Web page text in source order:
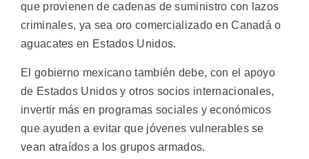
que provienen de cadenas de suministro con lazos
criminales, ya sea oro comercializado en Canadá o
aguacates en Estados Unidos.
El gobierno mexicano también debe, con el apoyo
de Estados Unidos y otros socios internacionales,
invertir más en programas sociales y económicos
que ayuden a evitar que jóvenes vulnerables se
vean atraídos a los grupos armados.